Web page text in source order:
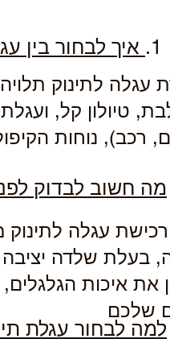
איך לבחור בין
מה חשוב לבדוק
למה לבחור עגלת
רכישת עגלה
בעלת שלדה יציבה
את איכות
שלכם
עגלה לתינוק
טיולון קל,
רכב), נוחות